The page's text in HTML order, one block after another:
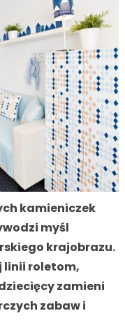
kamieniczek
myśl
krajobrazu.
linii roletom,
zamieni
zabaw i